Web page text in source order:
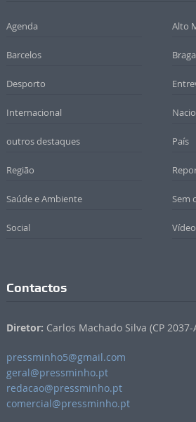
Agenda Alto
Barcelos Braga
Desporto
Internacional
outros destaques País
Região
Saúde e Ambiente Sem
Social
Contactos
Diretor: Carlos Machado Silva (CP 2037-
pressminho5@gmail.com
geral@pressminho.pt
redacao@pressminho.pt
comercial@pressminho.pt